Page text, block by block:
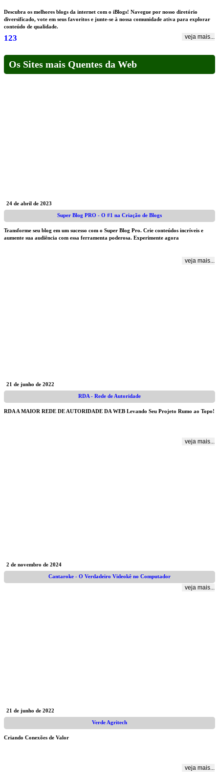
Descubra os melhores blogs da internet com o iBlogs! Navegue por nosso diretório
diversificado, vote em seus favoritos e junte-se à nossa comunidade ativa para explorar
conteúdo de qualidade.
veja mais...
123
Os Sites mais Quentes da Web
24 de abril de 2023
Super Blog PRO - O #1 na Criação de Blogs
Transforme seu blog em um sucesso com o Super Blog Pro. Crie conteúdos incríveis e
aumente sua audiência com essa ferramenta poderosa. Experimente agora
veja mais...
21 de junho de 2022
RDA - Rede de Autoridade
RDA A MAIOR REDE DE AUTORIDADE DA WEB Levando Seu Projeto Rumo ao Topo!
veja mais...
2 de novembro de 2024
Cantaroke - O Verdadeiro Videokê no Computador
veja mais...
21 de junho de 2022
Verde Agritech
Criando Conexões de Valor
veja mais...